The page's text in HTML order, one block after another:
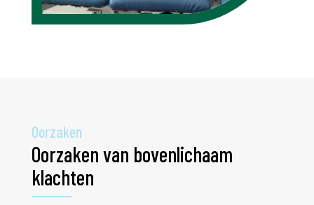
Oorzaken
Oorzaken van bovenlichaam
klachten